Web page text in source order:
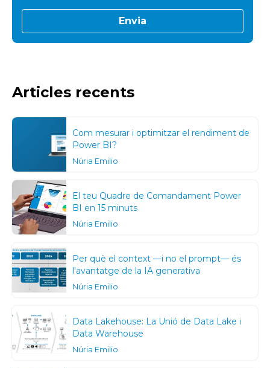
Articles recents
Com mesurar i optimitzar el rendiment de
Power BI?
Núria Emilio
El teu Quadre de Comandament Power
BI en 15 minuts
Núria Emilio
Per què el context —i no el prompt— és
l'avantatge de la IA generativa
Núria Emilio
Data Lakehouse: La Unió de Data Lake i
Data Warehouse
Núria Emilio